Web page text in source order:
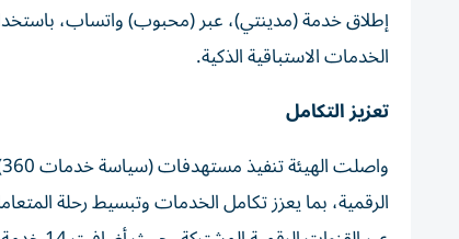
إطلاق خدمة (مدينتي)، عبر (محبوب) واتساب، باستخدام
الخدمات الاستباقية الذكية.
تعزيز التكامل
الرقمية، بما يعزز تكامل الخدمات وتبسيط رحلة